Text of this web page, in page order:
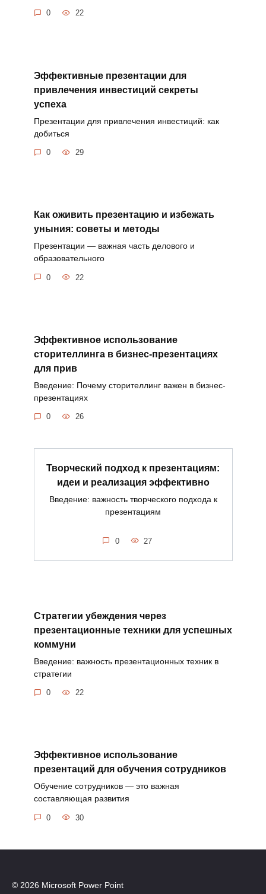
0 22
Эффективные презентации для
привлечения инвестиций секреты
успеха
Презентации для привлечения инвестиций: как
добиться
0 29
Как оживить презентацию и избежать
уныния: советы и методы
Презентации — важная часть делового и
образовательного
0 22
Эффективное использование
сторителлинга в бизнес-презентациях
для прив
Введение: Почему сторителлинг важен в бизнес-
презентациях
0 26
Творческий подход к презентациям:
идеи и реализация эффективно
Введение: важность творческого подхода к
презентациям
0 27
Стратегии убеждения через
презентационные техники для успешных
коммуни
Введение: важность презентационных техник в
стратегии
0 22
Эффективное использование
презентаций для обучения сотрудников
Обучение сотрудников — это важная
составляющая развития
0 30
© 2026 Microsoft Power Point